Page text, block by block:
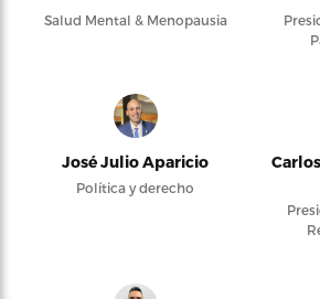
Salud Mental & Menopausia
José Julio Aparicio
Política y derecho